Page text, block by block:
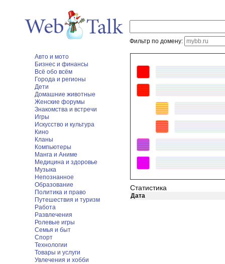
Фильтр по домену:
Авто и мото
Бизнес и финансы
Всё обо всём
Города и регионы
Дети
Домашние животные
Женские форумы
Знакомства и встречи
Игры
Искусство и культура
Кино
Кланы
Компьютеры
Манга и Аниме
Медицина и здоровье
Музыка
Непознанное
Образование
Политика и право
Путешествия и туризм
Работа
Развлечения
Ролевые игры
Семья и быт
Спорт
Технологии
Товары и услуги
Увлечения и хобби
Статистика
Дата